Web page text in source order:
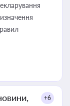
+6